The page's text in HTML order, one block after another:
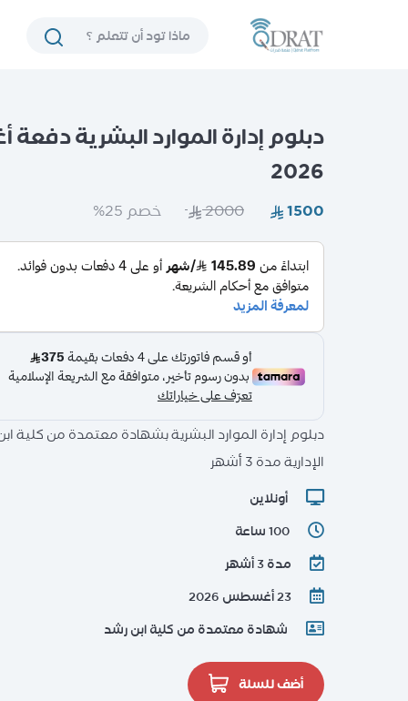
دبلوم إدارة الموارد البشرية
2026
خصم 25%
دبلوم إدارة الموارد البشرية بشهادة معتمدة من كلية
الإدارية مدة 3 أشهر
أونلاين
100 ساعة
مدة 3 أشهر
23 أغسطس 2026
شهادة معتمدة من كلية ابن رشد
أضف للسلة